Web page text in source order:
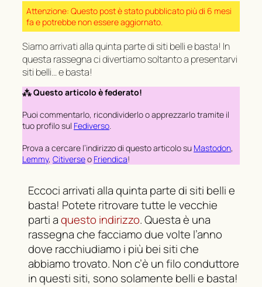
Attenzione: Questo post è stato pubblicato più di 6 mesi
fa e potrebbe non essere aggiornato.
Siamo arrivati alla quinta parte di siti belli e basta! In
questa rassegna ci divertiamo soltanto a presentarvi
siti belli… e basta!
⁂ Questo articolo è federato!
Puoi commentarlo, ricondividerlo oapprezzarlotramite il
tuo profilo sul Fediverso
Prova a cercare l’indirizzo di questo articolo su Mastodon,
Lemmy, Citiverseo Friendica!
Eccoci arrivati alla quinta parte di siti belli e
basta! Potete ritrovare tutte le vecchie
parti aquesto indirizzo. Questa è una
rassegna che facciamo due volte l’anno
dove racchiudiamo i più bei siti che
abbiamo trovato. Non c’è un filo conduttore
in questi siti, sono solamente belli e basta!